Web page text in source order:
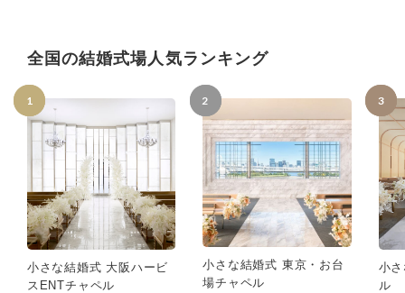
全国の結婚式場人気ランキング
1
小さな結婚式 大阪ハービ
スENTチャペル
2
小さな結婚式 東京・お台
場チャペル
3
小
ル